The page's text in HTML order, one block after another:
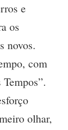
e
os
novos.
com
olhar,